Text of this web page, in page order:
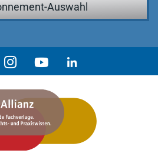
Auswahl